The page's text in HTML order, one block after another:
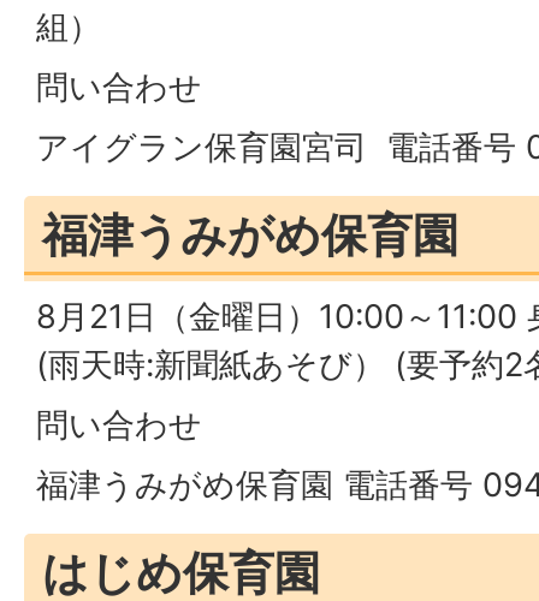
組）
問い合わせ
アイグラン保育園宮司 電話番
福津うみがめ保育園
8月21日（金曜日）10:00～11:00
(雨天時:新聞紙あそび） (要予約2
問い合わせ
福津うみがめ保育園 電話番号
はじめ保育園